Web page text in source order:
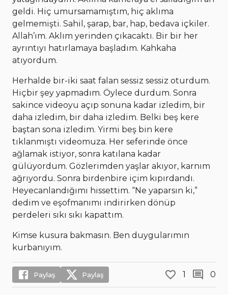
geldi. Hiç umursamamıştım, hiç aklıma
gelmemişti. Sahil, şarap, bar, hap, bedava içkiler.
Allah’ım. Aklım yerinden çıkacaktı. Bir bir her
ayrıntıyı hatırlamaya başladım. Kahkaha
atıyordum.
Herhalde bir-iki saat falan sessiz sessiz oturdum.
Hiçbir şey yapmadım. Öylece durdum. Sonra
sakince videoyu açıp sonuna kadar izledim, bir
daha izledim, bir daha izledim. Belki beş kere
baştan sona izledim. Yirmi beş bin kere
tıklanmıştı videomuza. Her seferinde önce
ağlamak istiyor, sonra katılana kadar
gülüyordum. Gözlerimden yaşlar akıyor, karnım
ağrıyordu. Sonra birdenbire içim kıpırdandı.
Heyecanlandığımı hissettim. “Ne yaparsın ki,”
dedim ve eşofmanımı indirirken dönüp
perdeleri sıkı sıkı kapattım.
Kimse kusura bakmasın. Ben duygularımın
kurbanıyım.
Paylaş Paylaş 1 0